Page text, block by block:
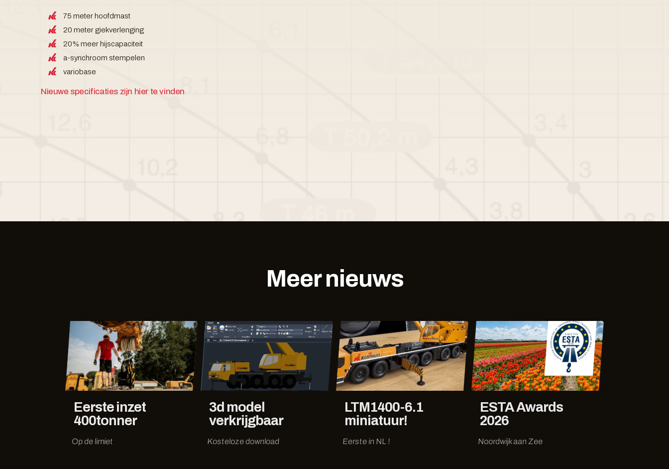
75 meter hoofdmast
20 meter giekverlenging
20% meer hijscapaciteit
a-synchroom stempelen
variobase
Nieuwe specificaties zijn hier te vinden
Meer nieuws
Eerste inzet
400tonner
Op de limiet
3d model
verkrijgbaar
Kosteloze download
LTM1400-6.1
miniatuur!
Eerste in NL !
ESTA Awards
2026
Noordwijk aan Zee